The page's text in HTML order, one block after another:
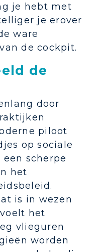
je hebt met
je erover
ware
de cockpit.
de
door
piloot
op sociale
scherpe
het
is in wezen
het
vlieguren
worden